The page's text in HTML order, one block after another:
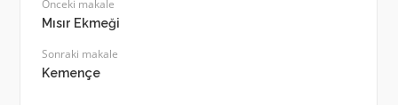
Önceki makale
Mısır Ekmeği
Sonraki makale
Kemençe